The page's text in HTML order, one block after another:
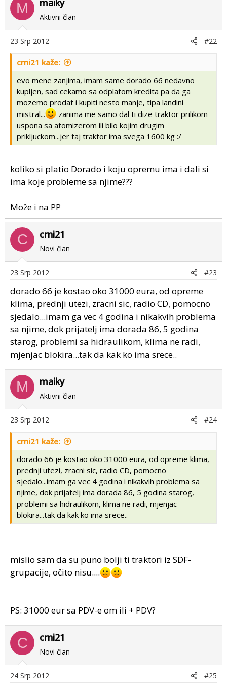
M maiky
Aktivni član
23 Srp 2012 #22
crni21 kaže:
evo mene zanjima, imam same dorado 66 nedavno
kupljen, sad cekamo sa odplatom kredita pa da ga
mozemo prodat i kupiti nesto manje, tipa landini
mistral...
zanima me samo dal ti dize traktor prilikom
uspona sa atomizerom ili bilo kojim drugim
prikljuckom...jer taj traktor ima svega 1600 kg :/
koliko si platio Dorado i koju opremu ima i dali si
ima koje probleme sa njime???
Može i na PP
C crni21
Novi član
23 Srp 2012 #23
dorado 66 je kostao oko 31000 eura, od opreme
klima, prednji utezi, zracni sic, radio CD, pomocno
sjedalo...imam ga vec 4 godina i nikakvih problema
sa njime, dok prijatelj ima dorada 86, 5 godina
starog, problemi sa hidraulikom, klima ne radi,
mjenjac blokira...tak da kak ko ima srece..
M maiky
Aktivni član
23 Srp 2012 #24
crni21 kaže:
dorado 66 je kostao oko 31000 eura, od opreme klima,
prednji utezi, zracni sic, radio CD, pomocno
sjedalo...imam ga vec 4 godina i nikakvih problema sa
njime, dok prijatelj ima dorada 86, 5 godina starog,
problemi sa hidraulikom, klima ne radi, mjenjac
blokira...tak da kak ko ima srece..
mislio sam da su puno bolji ti traktori iz SDF-
grupacije, očito nisu....
PS: 31000 eur sa PDV-e om ili + PDV?
C crni21
Novi član
24 Srp 2012 #25